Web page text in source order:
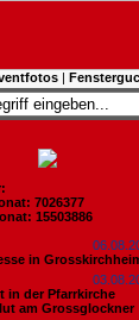
|
7026377
15503886
in
in der Pfarrkirche
am Grossglockner